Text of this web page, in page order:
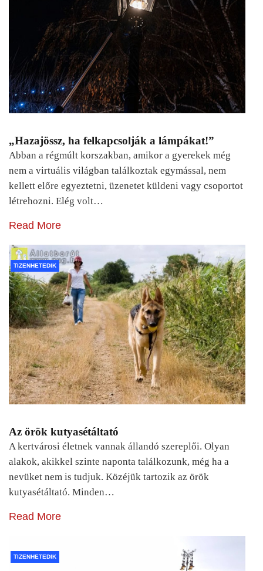
„Hazajössz, ha felkapcsolják a lámpákat!”
Abban a régmúlt korszakban, amikor a gyerekek még
nem a virtuális világban találkoztak egymással, nem
kellett előre egyeztetni, üzenetet küldeni vagy csoportot
létrehozni. Elég volt…
Read More
TIZENHETEDIK
Az örök kutyasétáltató
A kertvárosi életnek vannak állandó szereplői. Olyan
alakok, akikkel szinte naponta találkozunk, még ha a
nevüket nem is tudjuk. Közéjük tartozik az örök
kutyasétáltató. Minden…
Read More
TIZENHETEDIK